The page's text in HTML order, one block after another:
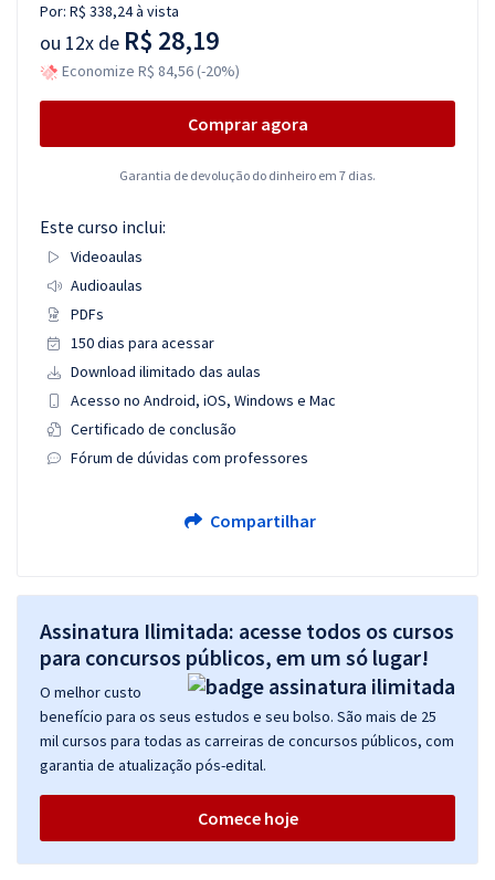
Por: R$ 338,24à vista
ou 12x de R$ 28,19
Economize R$ 84,56 (-20%)
Comprar agora
Garantia de devolução do dinheiro em 7 dias.
Este curso inclui:
Videoaulas
Audioaulas
PDFs
150 dias para acessar
Download ilimitado das aulas
Acesso no Android, iOS, Windows e Mac
Certificado de conclusão
Fórum de dúvidas com professores
Compartilhar
Assinatura Ilimitada: acesse todos os cursos
para concursos públicos, em um só lugar!
O melhor custo
benefício para os seus estudos e seu bolso. São mais de 25
mil cursos para todas as carreiras de concursos públicos, com
garantia de atualização pós-edital.
Comece hoje